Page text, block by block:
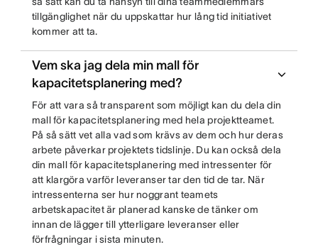
tillgänglighet när du uppskattar hur lång tid initiativet
kommer att ta.
Vem ska jag dela min mall för
kapacitetsplanering med?
För att vara så transparent som möjligt kan du dela din
mall för kapacitetsplanering med hela projektteamet.
På så sätt vet alla vad som krävs av dem och hur deras
arbete påverkar projektets tidslinje. Du kan också dela
din mall för kapacitetsplanering med intressenter för
att klargöra varför leveranser tar den tid de tar. När
intressenterna ser hur noggrant teamets
arbetskapacitet är planerad kanske de tänker om
innan de lägger till ytterligare leveranser eller
förfrågningar i sista minuten.